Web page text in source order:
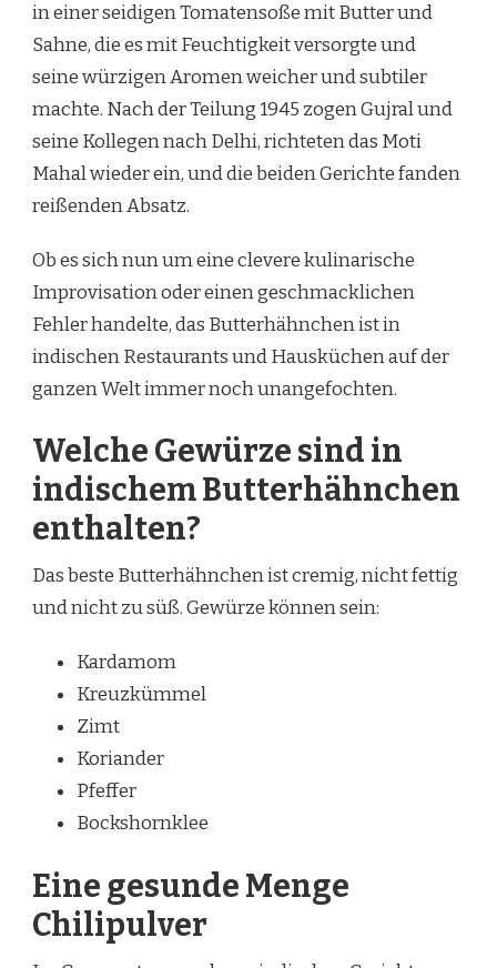
in einer seidigen Tomatensoße mit Butter und
Sahne, die es mit Feuchtigkeit versorgte und
seine würzigen Aromen weicher und subtiler
machte. Nach der Teilung 1945 zogen Gujral und
seine Kollegen nach Delhi, richteten das Moti
Mahal wieder ein, und die beiden Gerichte fanden
reißenden Absatz.
Ob es sich nun um eine clevere kulinarische
Improvisation oder einen geschmacklichen
Fehler handelte, das Butterhähnchen ist in
indischen Restaurants und Hausküchen auf der
ganzen Welt immer noch unangefochten.
Welche Gewürze sind in
indischem Butterhähnchen
enthalten?
Das beste Butterhähnchen ist cremig, nicht fettig
und nicht zu süß. Gewürze können sein:
Kardamom
Kreuzkümmel
Zimt
Koriander
Pfeffer
Bockshornklee
Eine gesunde Menge
Chilipulver